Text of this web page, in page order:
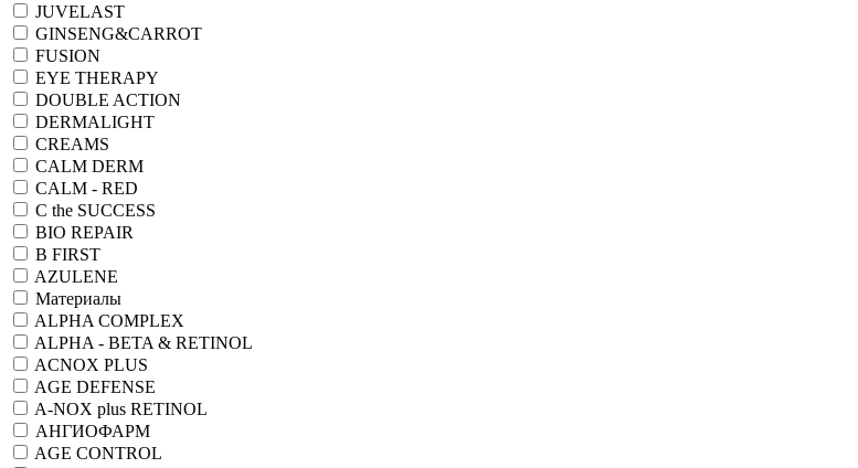
JUVELAST
GINSENG&CARROT
FUSION
EYE THERAPY
DOUBLE ACTION
DERMALIGHT
CREAMS
CALM DERM
CALM - RED
C the SUCCESS
BIO REPAIR
B FIRST
AZULENE
Материалы
ALPHA COMPLEX
ALPHA - BETA & RETINOL
ACNOX PLUS
AGE DEFENSE
A-NOX plus RETINOL
АНГИОФАРМ
AGE CONTROL